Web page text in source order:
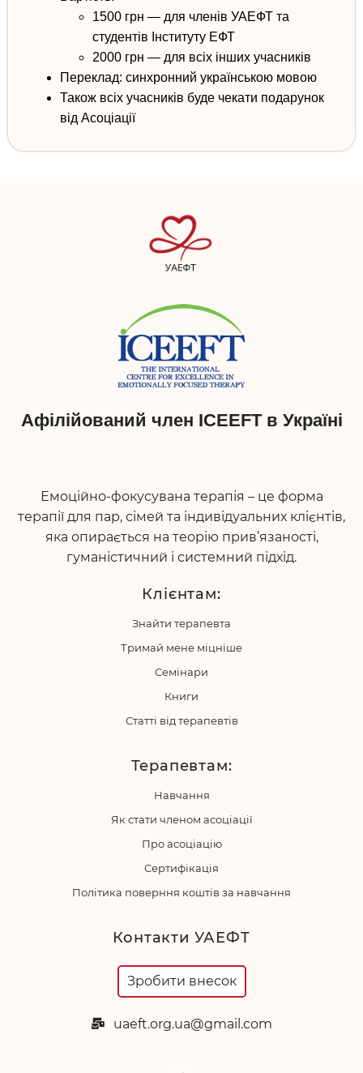
1500 грн — для членів УАЕФТ та
студентів Інституту ЕФТ
2000 грн — для всіх інших учасників
Переклад: синхронний українською мовою
Також всіх учасників буде чекати подарунок
від Асоціації
Афілійований член ICEEFT в Україні
Емоційно-фокусувана терапія – це форма
терапії для пар, сімей та індивідуальних клієнтів,
яка опирається на теорію прив’язаності,
гуманістичний і системний підхід.
Клієнтам:
Знайти терапевта
Тримай мене міцніше
Семінари
Книги
Статті від терапевтів
Терапевтам:
Навчання
Як стати членом асоціації
Про асоціацію
Сертифікація
Політика поверння коштів за навчання
Контакти УАЕФТ
Зробити внесок
uaeft.org.ua@gmail.com